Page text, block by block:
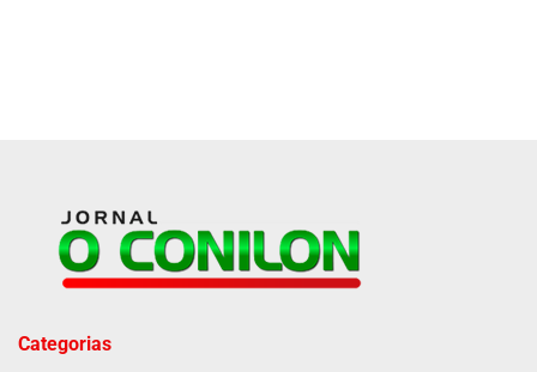
Categorias